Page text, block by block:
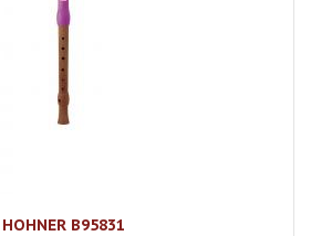
HOHNER B95831